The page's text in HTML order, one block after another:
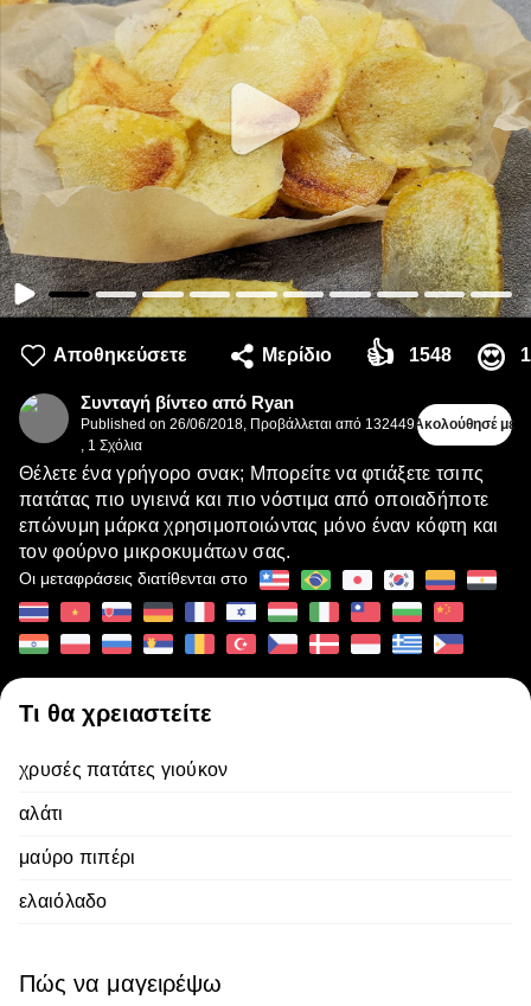
Αποθηκεύσετε Μερίδιο 👍 1548 😍
Συνταγή βίντεο από Ryan
Published on 26/06/2018, Προβάλλεται από 132449
, 1 Σχόλια
Ακολούθησέ με
Θέλετε ένα γρήγορο σνακ; Μπορείτε να φτιάξετε τσιπς
πατάτας πιο υγιεινά και πιο νόστιμα από οποιαδήποτε
επώνυμη μάρκα χρησιμοποιώντας μόνο έναν κόφτη και
τον φούρνο μικροκυμάτων σας.
Οι μεταφράσεις διατίθενται στο
Τι θα χρειαστείτε
χρυσές πατάτες γιούκον
αλάτι
μαύρο πιπέρι
ελαιόλαδο
Πώς να μαγειρέψω